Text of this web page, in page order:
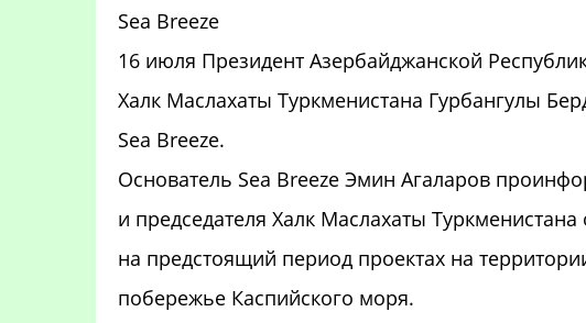
Sea Breeze
16 июля Президент Азербайджанской
Халк Маслахаты Туркменистана Гурбангулы
Sea Breeze.
Основатель Sea Breeze Эмин Агаларов
и председателя Халк Маслахаты
на предстоящий период проектах на
побережье Каспийского моря.